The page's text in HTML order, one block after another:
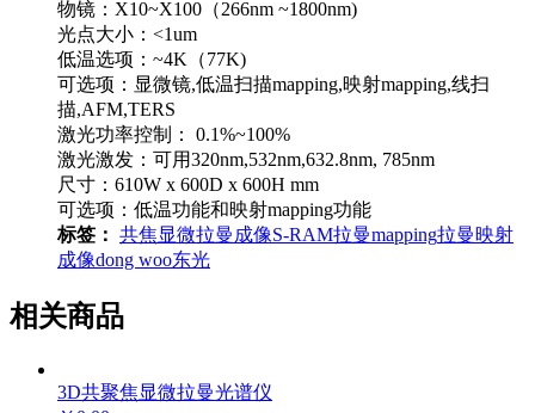
物镜：X10~X100（266nm ~1800nm)
光点大小：<1um
低温选项：~4K（77K)
可选项：显微镜,低温扫描mapping,映射mapping,线扫
描,AFM,TERS
激光功率控制： 0.1%~100%
激光激发：可用320nm,532nm,632.8nm, 785nm
尺寸：610W x 600D x 600H mm
可选项：低温功能和映射mapping功能
标签： 共焦显微拉曼成像S-RAM拉曼mapping拉曼映射
成像dong woo东光
相关商品
3D共聚焦显微拉曼光谱仪